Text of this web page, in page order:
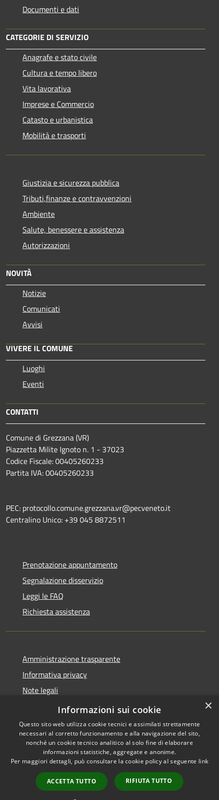
Documenti e dati
CATEGORIE DI SERVIZIO
Anagrafe e stato civile
Cultura e tempo libero
Vita lavorativa
Imprese e Commercio
Catasto e urbanistica
Mobilità e trasporti
Giustizia e sicurezza pubblica
Tributi,finanze e contravvenzioni
Ambiente
Salute, benessere e assistenza
Autorizzazioni
NOVITÀ
Notizie
Comunicati
Avvisi
VIVERE IL COMUNE
Luoghi
Eventi
CONTATTI
Comune di Grezzana (VR)
Piazzetta Milite Ignoto n. 1 - 37023
Codice Fiscale: 00405260233
Partita IVA: 00405260233
PEC: protocollo.comune.grezzana.vr@pecveneto.it
Centralino Unico: +39 045 8872511
Prenotazione appuntamento
Segnalazione disservizio
Leggi le FAQ
Richiesta assistenza
Amministrazione trasparente
Informativa privacy
Note legali
Dichiarazione di accessibilità
Accessibilità
Copyright © 2026 • Comune di
Grezzana • Powered by
Municipium•
Accesso
redazione
×
Informazioni sui cookie
Questo sito web utilizza cookie tecnici e assimilati strettamente
necessari al corretto funzionamento e alla navigazione del sito,
nonché un cookie tecnico analitico al solo fine di elaborare
informazioni statistiche, aggregate e anonime.
Per maggiori dettagli, può consultare la cookie policy al seguente link
ACCETTA TUTTO RIFIUTA TUTTO